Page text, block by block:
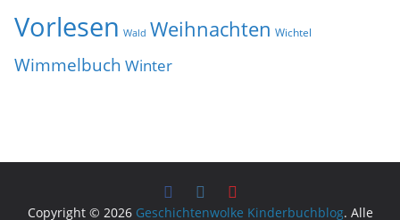
Vorlesen Wald Weihnachten Wichtel
Wimmelbuch Winter
Copyright © 2026 Geschichtenwolke Kinderbuchblog. Alle